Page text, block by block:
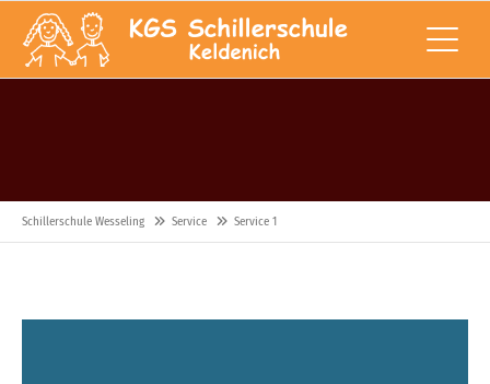
Schillerschule Wesseling Service Service 1